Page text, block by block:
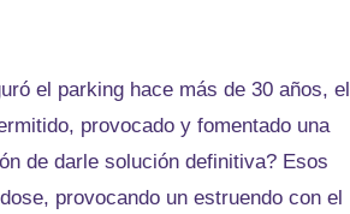
el parking hace más de 30 años, el
provocado y fomentado una
de darle solución definitiva? Esos
provocando un estruendo con el